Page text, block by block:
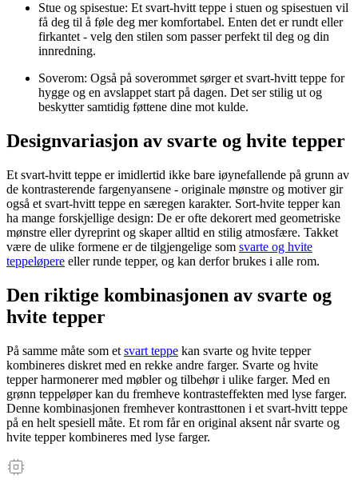
Stue og spisestue: Et svart-hvitt teppe i stuen og spisestuen vil
få deg til å føle deg mer komfortabel. Enten det er rundt eller
firkantet - velg den stilen som passer perfekt til deg og din
innredning.
Soverom: Også på soverommet sørger et svart-hvitt teppe for
hygge og en avslappet start på dagen. Det ser stilig ut og
beskytter samtidig føttene dine mot kulde.
Designvariasjon av svarte og hvite tepper
Et svart-hvitt teppe er imidlertid ikke bare iøynefallende på grunn av
de kontrasterende fargenyansene - originale mønstre og motiver gir
også et svart-hvitt teppe en særegen karakter. Sort-hvite tepper kan
ha mange forskjellige design: De er ofte dekorert med geometriske
mønstre eller dyreprint og skaper alltid en stilig atmosfære. Takket
være de ulike formene er de tilgjengelige som svarte og hvite
teppeløpere eller runde tepper, og kan derfor brukes i alle rom.
Den riktige kombinasjonen av svarte og
hvite tepper
På samme måte som et svart teppe kan svarte og hvite tepper
kombineres diskret med en rekke andre farger. Svarte og hvite
tepper harmonerer med møbler og tilbehør i ulike farger. Med en
grønn teppeløper kan du fremheve kontrasteffekten med lyse farger.
Denne kombinasjonen fremhever kontrasttonen i et svart-hvitt teppe
på en helt spesiell måte. Et rom får en original aksent når svarte og
hvite tepper kombineres med lyse farger.